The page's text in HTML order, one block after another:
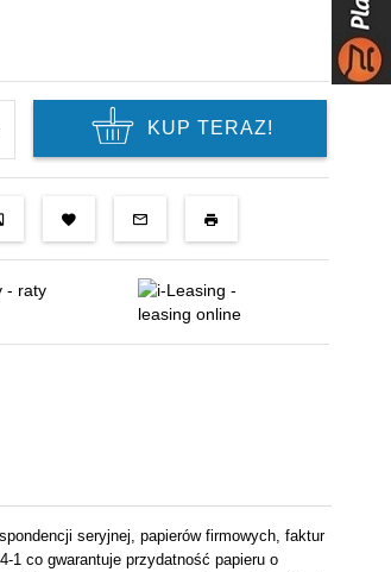
KUP TERAZ!
seryjnej, papierów firmowych, faktur
1 co gwarantuje przydatność papieru o